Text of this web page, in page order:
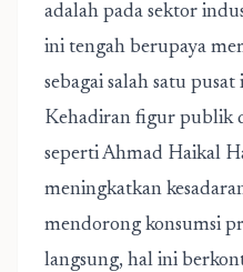
adalah pada sektor
ini tengah berupaya
sebagai salah satu
Kehadiran figur publik
seperti Ahmad Haikal
meningkatkan
mendorong konsumsi
langsung, hal ini